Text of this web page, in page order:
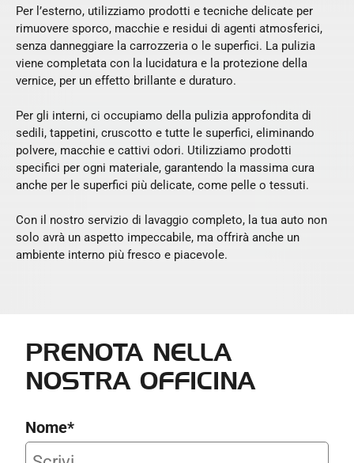
Per l’esterno, utilizziamo prodotti e tecniche delicate per
rimuovere sporco, macchie e residui di agenti atmosferici,
senza danneggiare la carrozzeria o le superfici. La pulizia
viene completata con la lucidatura e la protezione della
vernice, per un effetto brillante e duraturo.
Per gli interni, ci occupiamo della pulizia approfondita di
sedili, tappetini, cruscotto e tutte le superfici, eliminando
polvere, macchie e cattivi odori. Utilizziamo prodotti
specifici per ogni materiale, garantendo la massima cura
anche per le superfici più delicate, come pelle o tessuti.
Con il nostro servizio di lavaggio completo, la tua auto non
solo avrà un aspetto impeccabile, ma offrirà anche un
ambiente interno più fresco e piacevole.
PRENOTA NELLA
NOSTRA OFFICINA
Nome*